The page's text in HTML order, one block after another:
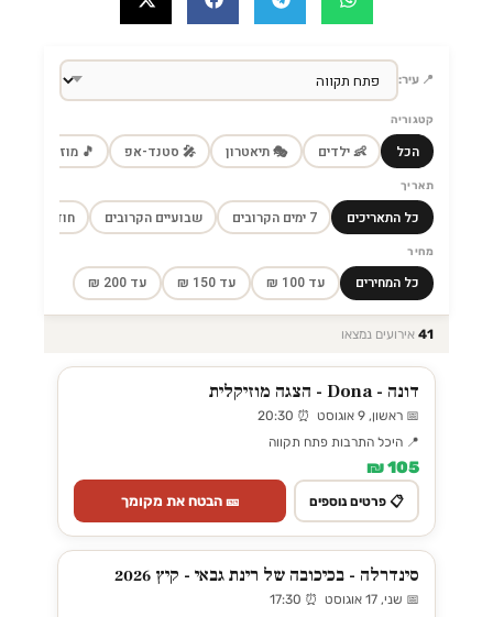
📍 עיר:
קטגוריה
הכל 👶 ילדים 🎭 תיאטרון 🎤 סטנד-אפ 🎵 מוזיקה
תאריך
כל התאריכים 7 ימים הקרובים שבועיים הקרובים חודש הקרוב
מחיר
כל המחירים עד 100 ₪ עד 150 ₪ עד 200 ₪
41 אירועים נמצאו
דונה - Dona - הצגה מוזיקלית
📅 ראשון, 9 אוגוסט ⏰ 20:30
📍 היכל התרבות פתח תקווה
105 ₪
📋 פרטים נוספים 🎫 הבטח את מקומך
סינדרלה - בכיכובה של רינת גבאי - קיץ 2026
📅 שני, 17 אוגוסט ⏰ 17:30